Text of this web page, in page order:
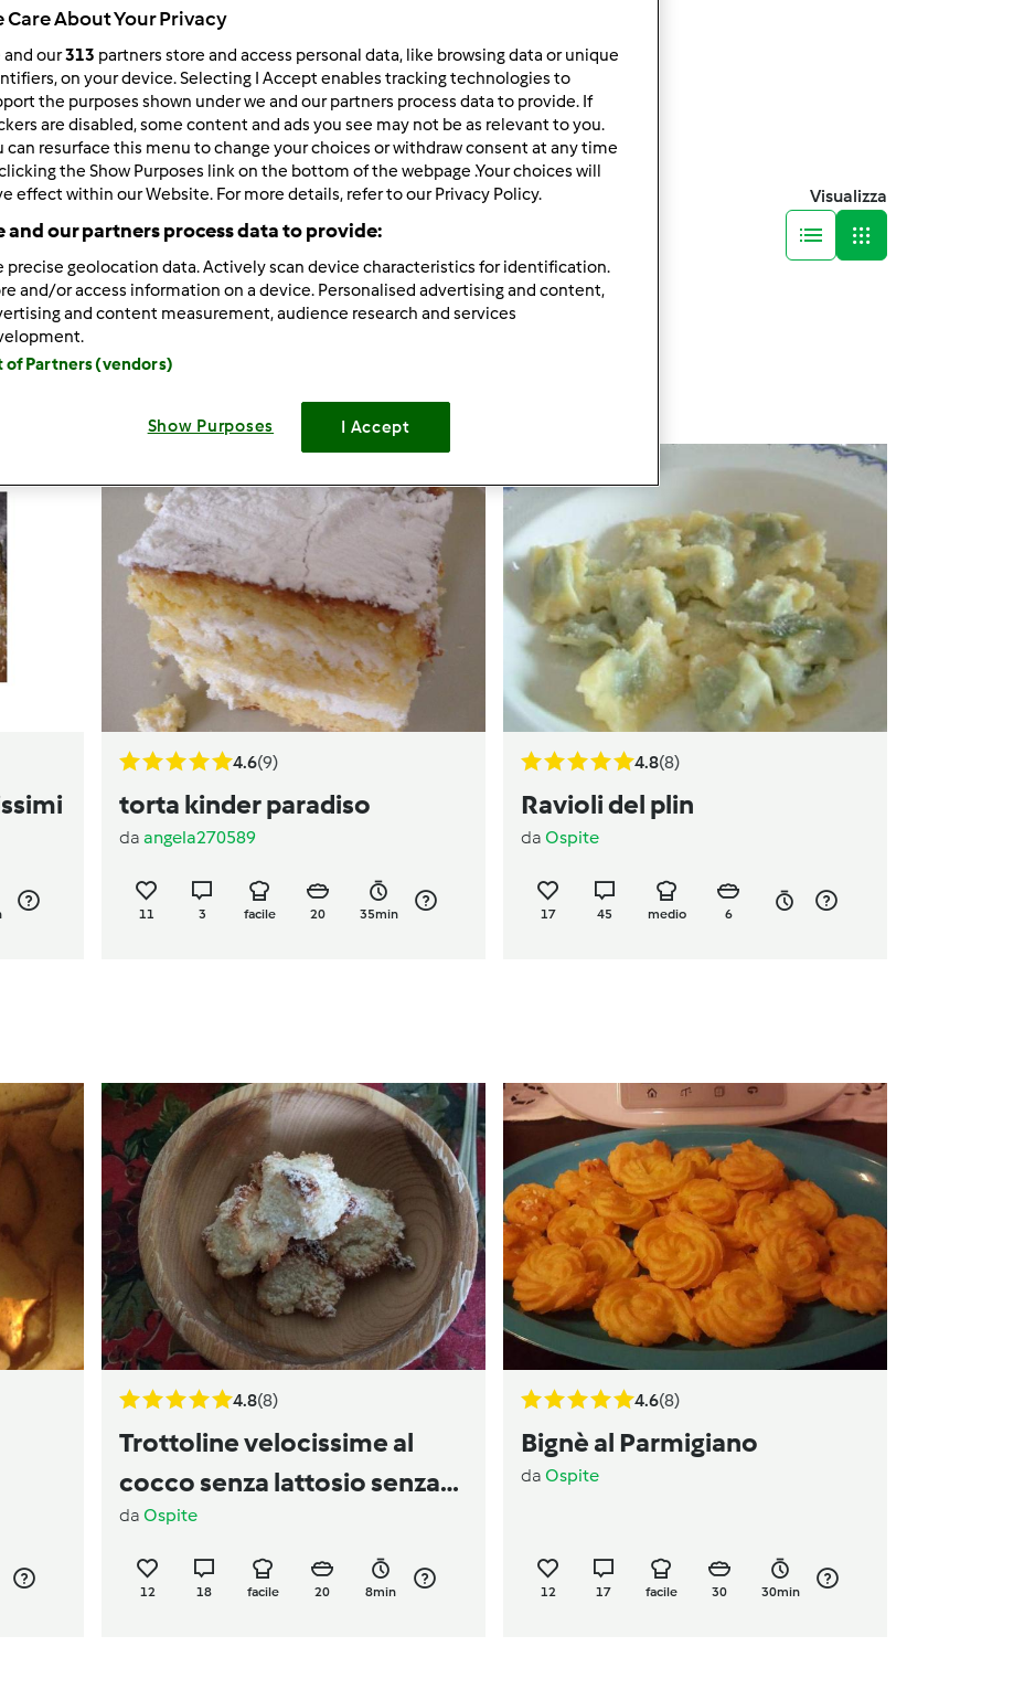
1.063Risultati
Risultati per pagina:
12
Ordina per:
Predefinito
Visualizza
4.6(9)
torta kinder paradiso
da angela270589
11 3 facile 20 35min
4.8(8)
Ravioli del plin
da Ospite
17 45 medio 6
4.8(8)
Trottoline velocissime al
cocco senza lattosio senza
glutine solo con albume
da Ospite
12 18 facile 20 8min
4.6(8)
Bignè al Parmigiano
da Ospite
12 17 facile 30 30min
Care About Your Privacy
and our313 partners store and access personal data, like browsing data or unique
on your device. Selecting I Accept enables tracking technologies to
the purposes shown under we and our partners process data to provide. If
are disabled, some content and ads you see may not be as relevant to you.
can resurface this menu to change your choices or withdraw consent at any time
the Show Purposes link on the bottom of the webpage .Your choices will
effect within our Website. For more details, refer to our Privacy Policy.
and our partners process data to provide:
precise geolocation data. Actively scan device characteristics for identification.
and/or access information on a device. Personalised advertising and content,
and content measurement, audience research and services
of Partners (vendors)
Show Purposes I Accept